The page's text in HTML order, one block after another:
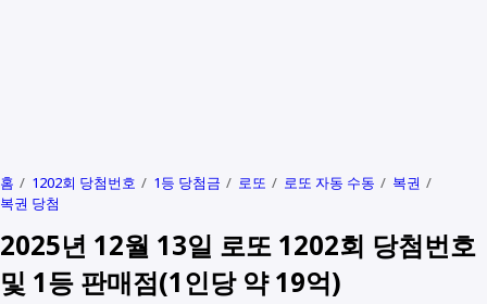
홈 1202회 당첨번호 1등 당첨금 로또 로또 자동 수동
복권
복권 당첨
2025년 12월 13일 로또 1202회 당첨번호
및 1등 판매점(1인당 약 19억)